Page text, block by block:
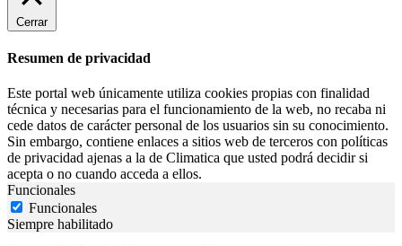
Cerrar
Resumen de privacidad
Este portal web únicamente utiliza cookies propias con finalidad
técnica y necesarias para el funcionamiento de la web, no recaba ni
cede datos de carácter personal de los usuarios sin su conocimiento.
Sin embargo, contiene enlaces a sitios web de terceros con políticas
de privacidad ajenas a la de Climatica que usted podrá decidir si
acepta o no cuando acceda a ellos.
Funcionales
Funcionales
Siempre habilitado